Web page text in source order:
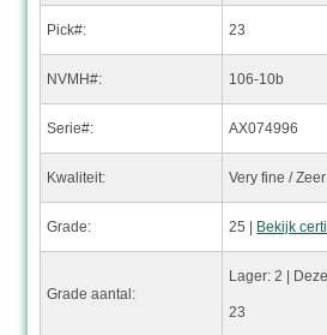
Pick#: 23
NVMH#: 106-10b
Serie#: AX074996
Kwaliteit: Very fine /
Grade: 25 | Bekijk
Grade aantal:
Lager: 2 |
23